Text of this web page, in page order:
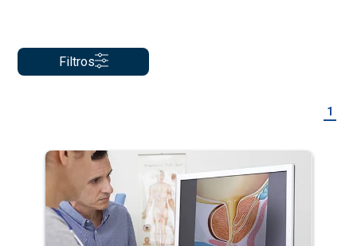
Filtros
1